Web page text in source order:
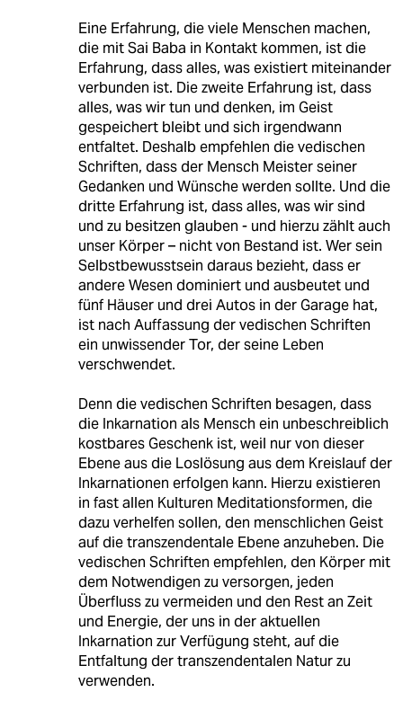
Eine Erfahrung, die viele Menschen machen,
die mit Sai Baba in Kontakt kommen, ist die
Erfahrung, dass alles, was existiert miteinander
verbunden ist. Die zweite Erfahrung ist, dass
alles, was wir tun und denken, im Geist
gespeichert bleibt und sich irgendwann
entfaltet. Deshalb empfehlen die vedischen
Schriften, dass der Mensch Meister seiner
Gedanken und Wünsche werden sollte. Und die
dritte Erfahrung ist, dass alles, was wir sind
und zu besitzen glauben - und hierzu zählt auch
unser Körper – nicht von Bestand ist. Wer sein
Selbstbewusstsein daraus bezieht, dass er
andere Wesen dominiert und ausbeutet und
fünf Häuser und drei Autos in der Garage hat,
ist nach Auffassung der vedischen Schriften
ein unwissender Tor, der seine Leben
verschwendet.
Denn die vedischen Schriften besagen, dass
die Inkarnation als Mensch ein unbeschreiblich
kostbares Geschenk ist, weil nur von dieser
Ebene aus die Loslösung aus dem Kreislauf der
Inkarnationen erfolgen kann. Hierzu existieren
in fast allen Kulturen Meditationsformen, die
dazu verhelfen sollen, den menschlichen Geist
auf die transzendentale Ebene anzuheben. Die
vedischen Schriften empfehlen, den Körper mit
dem Notwendigen zu versorgen, jeden
Überfluss zu vermeiden und den Rest an Zeit
und Energie, der uns in der aktuellen
Inkarnation zur Verfügung steht, auf die
Entfaltung der transzendentalen Natur zu
verwenden.